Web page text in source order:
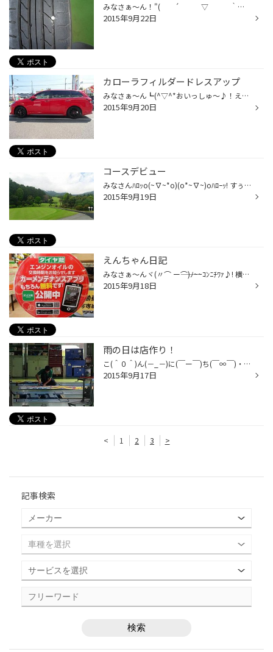
みなさぁ～ん！"( ´ ▽ ｀ )ﾉ"ちわぁ! 横須賀店のえんちゃんでぇ～す！！シルバーウィークみなさんエンジョイしてますか？ えんちゃんはお仕事ハッスルしております(^∇^)ｱﾊﾊﾊﾊ！連休になるとなぜだか パンクが増える(ノ◇≦。) ﾋﾞｪｰﾝ!!！しかも最近の車はスペアータイヤが 付いていな...
2015年9月22日
カローラフィルダードレスアップ
みなさぁ～ん┗(^▽^*おいっしゅ～♪！えんちゃんだよぉ～ん！ 今日はカローラフィルダーにブリヂストンのイケテルホイール アドレナリンＳＷ００５ １７インチ＆タイヤもこれまたＧＯＯＤタイヤ ポテンザＳ００１をインストール！(ﾉ*ﾟ▽ﾟ)ﾉ ｳｫｫｫｫｫﾝ！ｶｯｺｲｲ～！ 車高も少し落ちていて決まっております(...
2015年9月20日
コースデビュー
みなさんﾊﾛｯo(~∇~*o)(o*~∇~)oﾊﾛｰｯ! すぅーです(;^ω^A テレテレ！最近上司の影響でゴルフを始めました！ まだ２～３回打ちっぱなしに行った事有るレベルでいきなりコースデビュー！ 小野寺店長と静岡県沼津国際カントリークラブに行ってまいりましたぁﾆｬﾊﾊ(*^▽^*) さすが店長は経験者だけ有りナイス...
2015年9月19日
えんちゃん日記
みなさぁ～んヾ(〃⌒ ー―――⌒)ﾉ~~ｺﾝﾆﾁﾜｧ♪! 横須賀店のえんちゃんでぇ～す！ォッヶォッヶ♪(*￣∇￣)/ｲｪｰｲ×2！ 最近ネタが無くてお困り中(^▽^;)！って事で前に案内したかもシリーズ です！！タイヤ館アプリはもうご存知ですか？ なんだっけ?(゜～゜)ヾって！もぉ～！ このアプリを登録して必要なデーター...
2015年9月18日
雨の日は店作り！
こ(＾０＾)ん(－_－)に(￣ー￣)ち(￣∞￣)・・・Ψ(￣∇￣)Ψわっはっは～♪ タイヤ館横須賀のカリスマスタッフ、鈴木です！ いや～今日は涼しい! むしろ寒いくらいですね!!(((( ﾟДﾟ))))ｻﾑｩｰ そんな気温に負けず、昨日は遠藤チーフが店作りを頑張ってくれたので 今日は自分が頑張っちゃいます(○｀･Д･´)9 ...
2015年9月17日
< 1 2 3 >
記事検索